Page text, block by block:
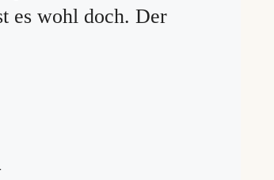
es wohl doch. Der